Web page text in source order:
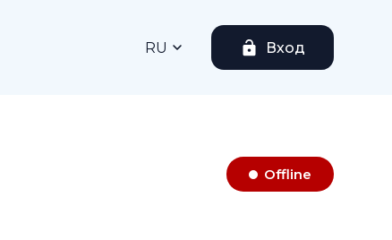
RU Вход
Offline